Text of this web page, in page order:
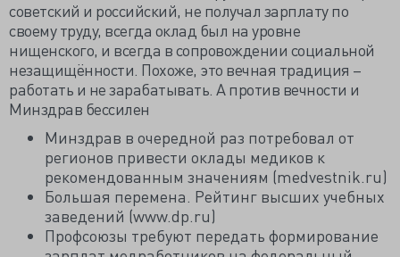
советский и российский, не получал зарплату по
своему труду, всегда оклад был на уровне
нищенского, и всегда в сопровождении социальной
незащищённости. Похоже, это вечная традиция –
работать и не зарабатывать. А против вечности и
Минздрав бессилен
Минздрав в очередной раз потребовал от
регионов привести оклады медиков к
рекомендованным значениям (medvestnik.ru)
Большая перемена. Рейтинг высших учебных
заведений (www.dp.ru)
Профсоюзы требуют передать формирование